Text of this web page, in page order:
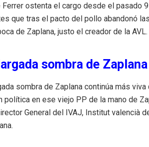
Ferrer ostenta el cargo desde el pasado
que tras el pacto del pollo abandonó
de Zaplana, justo el creador de la AVL.
sombra de Zaplana
sombra de Zaplana continúa más
política en ese viejo PP de la mano de
General del IVAJ, Institut valencià